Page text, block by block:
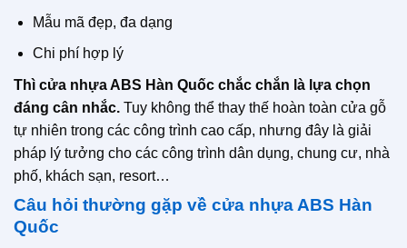
Mẫu mã đẹp, đa dạng
Chi phí hợp lý
Thì cửa nhựa ABS Hàn Quốc chắc chắn là lựa chọn
đáng cân nhắc. Tuy không thể thay thế hoàn toàn cửa gỗ
tự nhiên trong các công trình cao cấp, nhưng đây là giải
pháp lý tưởng cho các công trình dân dụng, chung cư, nhà
phố, khách sạn, resort…
Câu hỏi thường gặp về cửa nhựa ABS Hàn
Quốc